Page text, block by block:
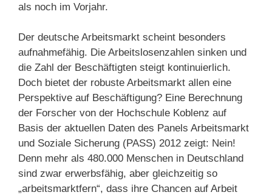
als noch im Vorjahr.
Der deutsche Arbeitsmarkt scheint besonders
aufnahmefähig. Die Arbeitslosenzahlen sinken und
die Zahl der Beschäftigten steigt kontinuierlich.
Doch bietet der robuste Arbeitsmarkt allen eine
Perspektive auf Beschäftigung? Eine Berechnung
der Forscher von der Hochschule Koblenz auf
Basis der aktuellen Daten des Panels Arbeitsmarkt
und Soziale Sicherung (PASS) 2012 zeigt: Nein!
Denn mehr als 480.000 Menschen in Deutschland
sind zwar erwerbsfähig, aber gleichzeitig so
„arbeitsmarktfern“, dass ihre Chancen auf Arbeit